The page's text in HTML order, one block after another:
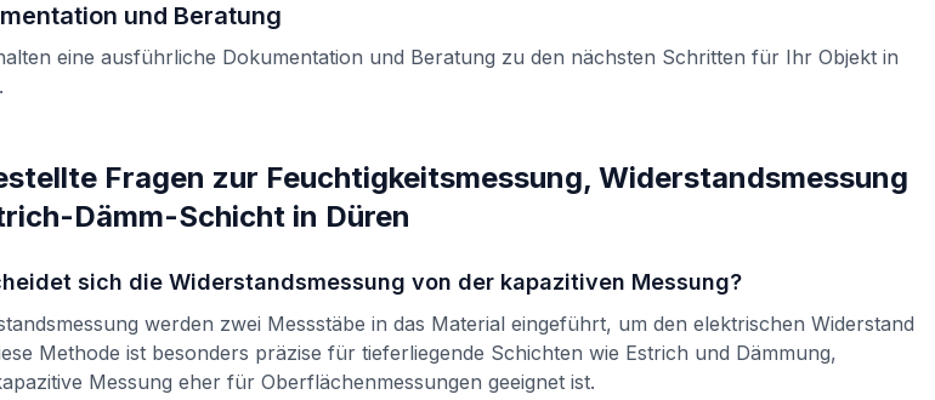
und Beratung
eine ausführliche Dokumentation und Beratung zu den nächsten Schritten für Ihr Objekt in
.
Fragen zur Feuchtigkeitsmessung, Widerstandsmessung
Dämm-Schicht in Düren
sich die Widerstandsmessung von der kapazitiven Messung?
werden zwei Messstäbe in das Material eingeführt, um den elektrischen Widerstand
Methode ist besonders präzise für tieferliegende Schichten wie Estrich und Dämmung,
Messung eher für Oberflächenmessungen geeignet ist.